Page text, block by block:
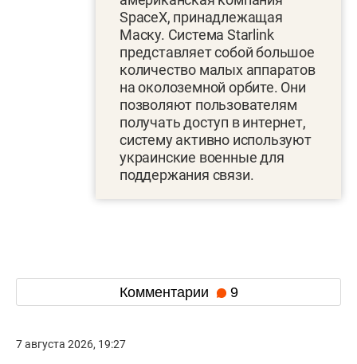
SpaceX, принадлежащая
Маску. Система Starlink
представляет собой большое
количество малых аппаратов
на околоземной орбите. Они
позволяют пользователям
получать доступ в интернет,
систему активно используют
украинские военные для
поддержания связи.
Комментарии 9
7 августа 2026, 19:27